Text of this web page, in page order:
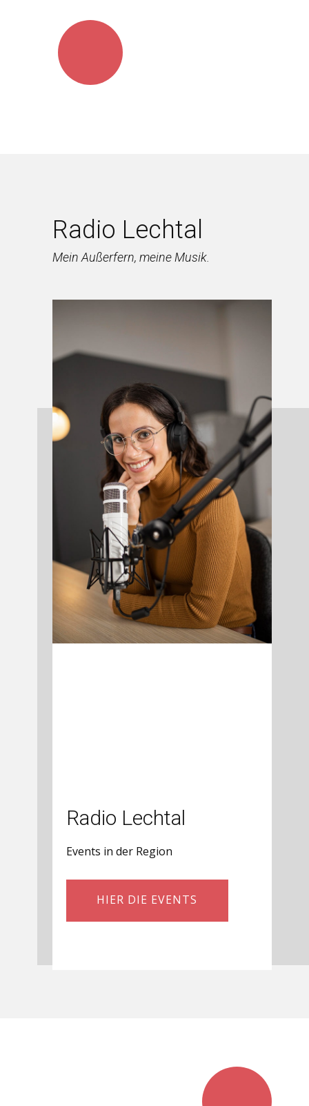
Radio Lechtal
Mein Außerfern, meine Musik.
Radio Lechtal
Events in der Region
HIER DIE EVENTS